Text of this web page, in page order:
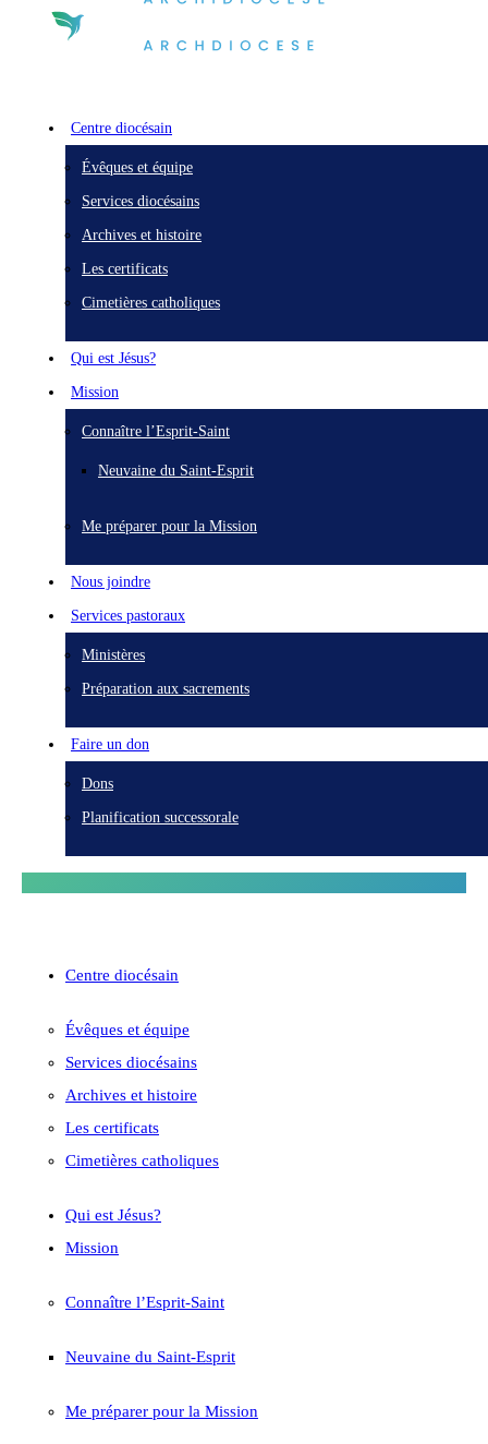
Centre diocésain
Évêques et équipe
Services diocésains
Archives et histoire
Les certificats
Cimetières catholiques
Qui est Jésus?
Mission
Connaître l’Esprit-Saint
Neuvaine du Saint-Esprit
Me préparer pour la Mission
Nous joindre
Services pastoraux
Ministères
Préparation aux sacrements
Faire un don
Dons
Planification successorale
Centre diocésain
Évêques et équipe
Services diocésains
Archives et histoire
Les certificats
Cimetières catholiques
Qui est Jésus?
Mission
Connaître l’Esprit-Saint
Neuvaine du Saint-Esprit
Me préparer pour la Mission